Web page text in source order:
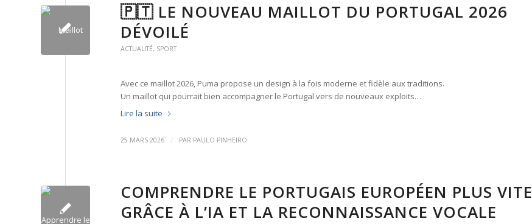
🇵🇹 LE NOUVEAU MAILLOT DU PORTUGAL 2026
DÉVOILÉ
ACTUALITÉ, SPORT
Avec ce maillot 2026, Puma propose un design à la fois moderne et fidèle aux traditions.
Un maillot qui pourrait bien accompagner le Portugal vers de nouveaux exploits…
Lire la suite
25 MARS 2026 / PAR PAULO PINHEIRO
COMPRENDRE LE PORTUGAIS EUROPÉEN PLUS VITE
GRÂCE À L’IA ET LA RECONNAISSANCE VOCALE